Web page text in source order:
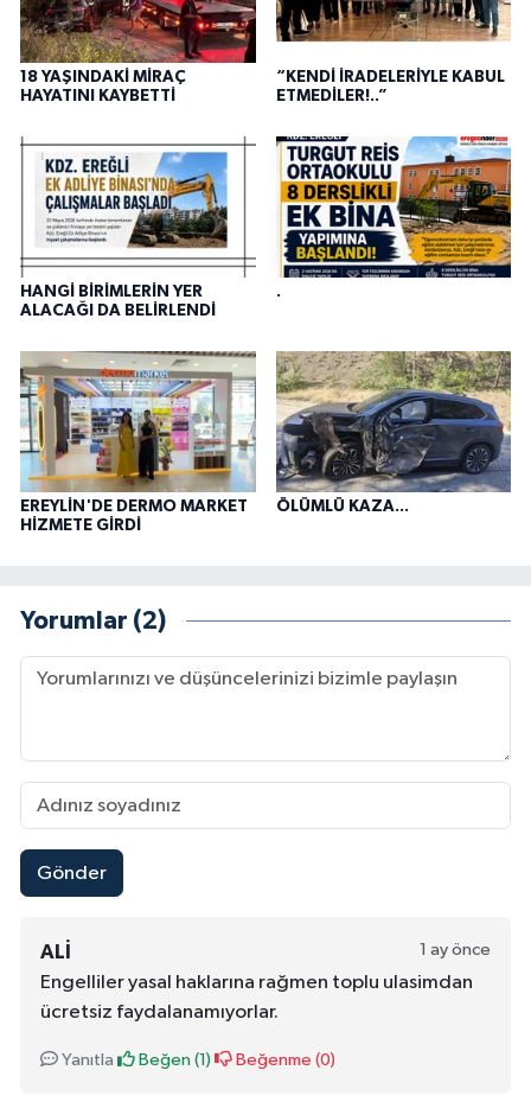
18 YAŞINDAKİ MİRAÇ
HAYATINI KAYBETTİ
“KENDİ İRADELERİYLE KABUL
ETMEDİLER!..”
HANGİ BİRİMLERİN YER
ALACAĞI DA BELİRLENDİ
.
EREYLİN'DE DERMO MARKET
HİZMETE GİRDİ
ÖLÜMLÜ KAZA...
Yorumlar (2)
Gönder
ALI 1 ay önce
Engelliler yasal haklarına rağmen toplu ulasimdan
ücretsiz faydalanamıyorlar.
Yanıtla Beğen (1 ) Beğenme (0)